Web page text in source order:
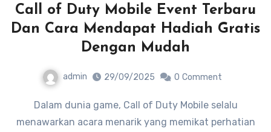
Call of Duty Mobile Event Terbaru
Dan Cara Mendapat Hadiah Gratis
Dengan Mudah
admin 29/09/2025 0 Comment
Dalam dunia game, Call of Duty Mobile selalu
menawarkan acara menarik yang memikat perhatian